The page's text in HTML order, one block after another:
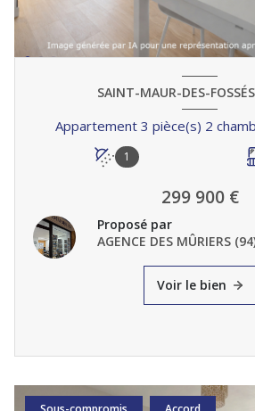
SAINT-MAUR-DES-
1
299 900 €
Proposé par
AGENCE DES MÛRIERS
Voir le bien